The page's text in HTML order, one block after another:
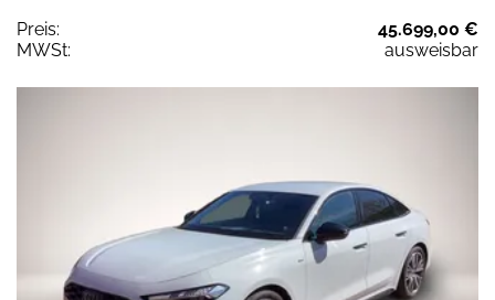
Preis:
45.699,00 €
MWSt:
ausweisbar